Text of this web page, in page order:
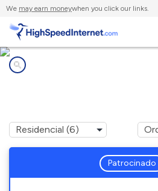
We may earn moneywhen you click our links.
Patrocinado